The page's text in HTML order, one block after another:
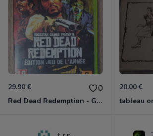
29.90 € 0
Red Dead Redemption - Game Of The Year Xbox 360
20.00 €
tableau